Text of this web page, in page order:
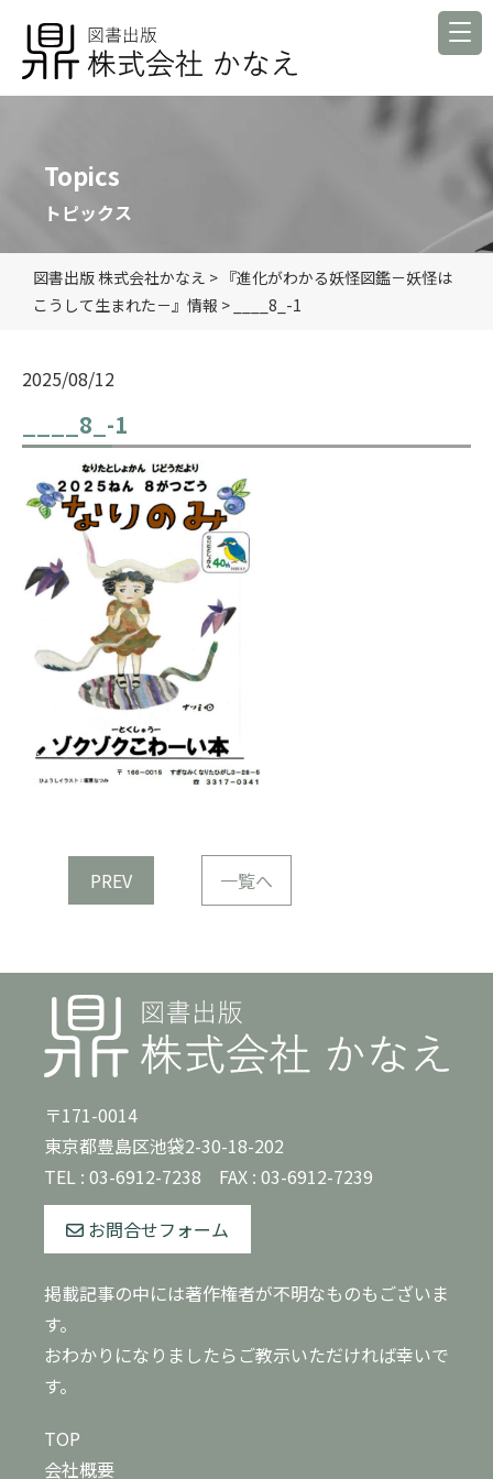
Topics
トピックス
図書出版 株式会社かなえ > 『進化がわかる妖怪図鑑－妖怪は
こうして生まれた－』情報 > ____8_-1
2025/08/12
____8_-1
PREV 一覧へ
〒171-0014
東京都豊島区池袋2-30-18-202
TEL : 03-6912-7238 FAX : 03-6912-7239
お問合せフォーム
掲載記事の中には著作権者が不明なものもございま
す。
おわかりになりましたらご教示いただければ幸いで
す。
TOP
会社概要